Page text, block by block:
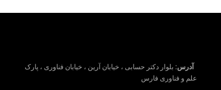
آدرس: بلوار دکتر حسابی ، خیابان آرین ، خیابان فناوری ، پارک
علم و فناوری فارس